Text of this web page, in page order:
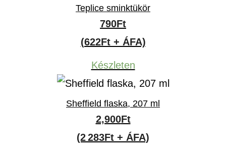
Teplice sminktükör
790Ft
(622Ft + ÁFA)
Készleten
Sheffield flaska, 207 ml
2,900Ft
(2 283Ft + ÁFA)